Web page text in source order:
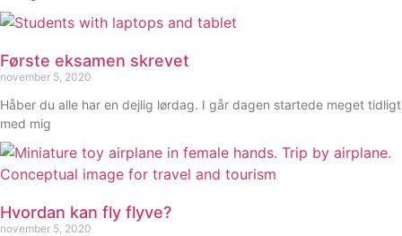
Første eksamen skrevet
november 5, 2020
Håber du alle har en dejlig lørdag. I går dagen startede meget tidligt
med mig
Hvordan kan fly flyve?
november 5, 2020